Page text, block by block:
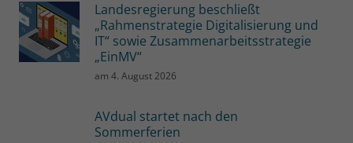
Landesregierung beschließt
„Rahmenstrategie Digitalisierung und
IT“ sowie Zusammenarbeitsstrategie
„EinMV“
am4. August 2026
AVdual startet nach den
Sommerferien